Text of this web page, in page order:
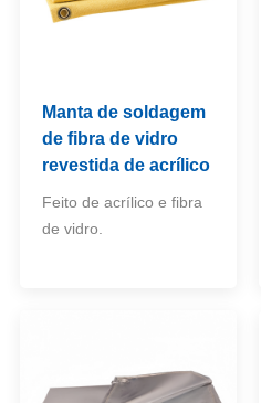
Manta de soldagem
de fibra de vidro
revestida de acrílico
Feito de acrílico e fibra
de vidro.